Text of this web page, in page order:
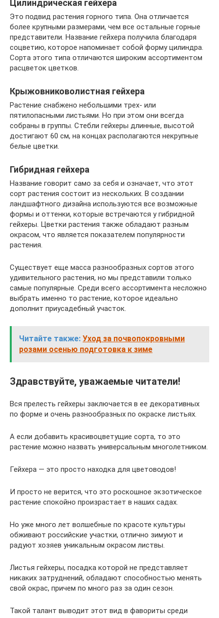
Цилиндрическая гейхера
Это подвид растения горного типа. Она отличается
более крупными размерами, чем все остальные горные
представители. Название гейхера получила благодаря
соцветию, которое напоминает собой форму цилиндра.
Сорта этого типа отличаются широким ассортиментом
расцветок цветков.
Крыжовниковолистная гейхера
Растение снабжено небольшими трех- или
пятилопасными листьями. Но при этом они всегда
собраны в группы. Стебли гейхеры длинные, высотой
достигают 60 см, на концах располагаются некрупные
белые цветки.
Гибридная гейхера
Название говорит само за себя и означает, что этот
сорт растения состоит из нескольких. В создании
ландшафтного дизайна используются все возможные
формы и оттенки, которые встречаются у гибридной
гейхеры. Цветки растения также обладают разным
окрасом, что является показателем популярности
растения.
Существует еще масса разнообразных сортов этого
удивительного растения, но мы представили только
самые популярные. Среди всего ассортимента несложно
выбрать именно то растение, которое идеально
дополнит приусадебный участок.
Читайте также: Уход за почвопокровными
розами осенью подготовка к зиме
Здравствуйте, уважаемые читатели!
Вся прелесть гейхеры заключается в ее декоративных
по форме и очень разнообразных по окраске листьях.
А если добавить красивоцветущие сорта, то это
растение можно назвать универсальным многолетником.
Гейхера — это просто находка для цветоводов!
И просто не верится, что это роскошное экзотическое
растение спокойно произрастает в наших садах.
Но уже много лет волшебные по красоте культуры
обживают российские участки, отлично зимуют и
радуют хозяев уникальным окрасом листвы.
Листья гейхеры, посадка которой не представляет
никаких затруднений, обладают способностью менять
свой окрас, причем по много раз за один сезон.
Такой талант выводит этот вид в фавориты среди